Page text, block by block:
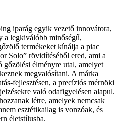
iparág egyik vezető innovátora,
a legkiválóbb minőségű,
termékeket kínálja a piac
Solo” rövidítéséből ered, ami a
gőzölési élményre utal, amelyet
megvalósítani. A márka
fejlesztésen, a precíziós mérnöki
való odafigyelésen alapul.
létre, amelyek nemcsak
esztétikailag is vonzóak, és
életstílusba.